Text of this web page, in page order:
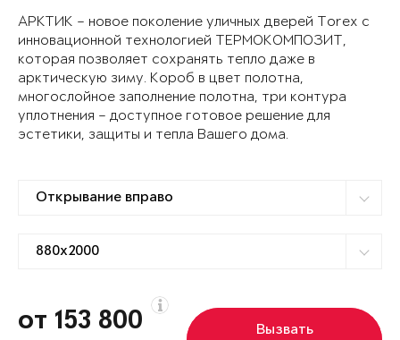
АРКТИК – новое поколение уличных дверей Torex с
инновационной технологией ТЕРМОКОМПОЗИТ,
которая позволяет сохранять тепло даже в
арктическую зиму. Короб в цвет полотна,
многослойное заполнение полотна, три контура
уплотнения – доступное готовое решение для
эстетики, защиты и тепла Вашего дома.
от 153 800
Вызвать